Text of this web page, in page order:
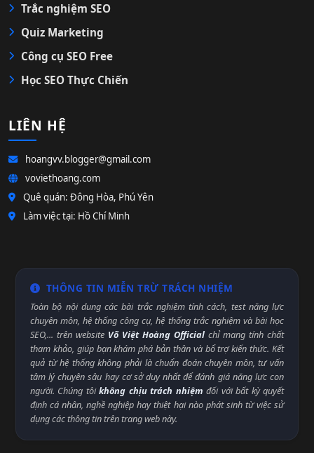
Trắc nghiệm SEO
Quiz Marketing
Công cụ SEO Free
Học SEO Thực Chiến
LIÊN HỆ
hoangvv.blogger@gmail.com
voviethoang.com
Quê quán: Đông Hòa, Phú Yên
Làm việc tại: Hồ Chí Minh
THÔNG TIN MIỄN TRỪ TRÁCH NHIỆM
Toàn bộ nội dung các bài trắc nghiệm tính cách, test năng lực
chuyên môn, hệ thống công cụ, hệ thống trắc nghiệm và bài học
SEO,... trên website Võ Việt Hoàng Official chỉ mang tính chất
tham khảo, giúp bạn khám phá bản thân và bổ trợ kiến thức. Kết
quả từ hệ thống không phải là chuẩn đoán chuyên môn, tư vấn
tâm lý chuyên sâu hay cơ sở duy nhất để đánh giá năng lực con
người. Chúng tôikhông chịu trách nhiệm đối với bất kỳ quyết
định cá nhân, nghề nghiệp hay thiệt hại nào phát sinh từ việc sử
dụng các thông tin trên trang web này.